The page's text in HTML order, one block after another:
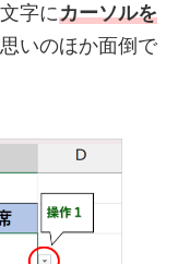
字にカーソルを
いのほか面倒で